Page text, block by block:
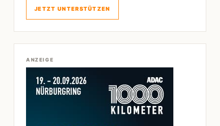
JETZT UNTERSTÜTZEN
ANZEIGE